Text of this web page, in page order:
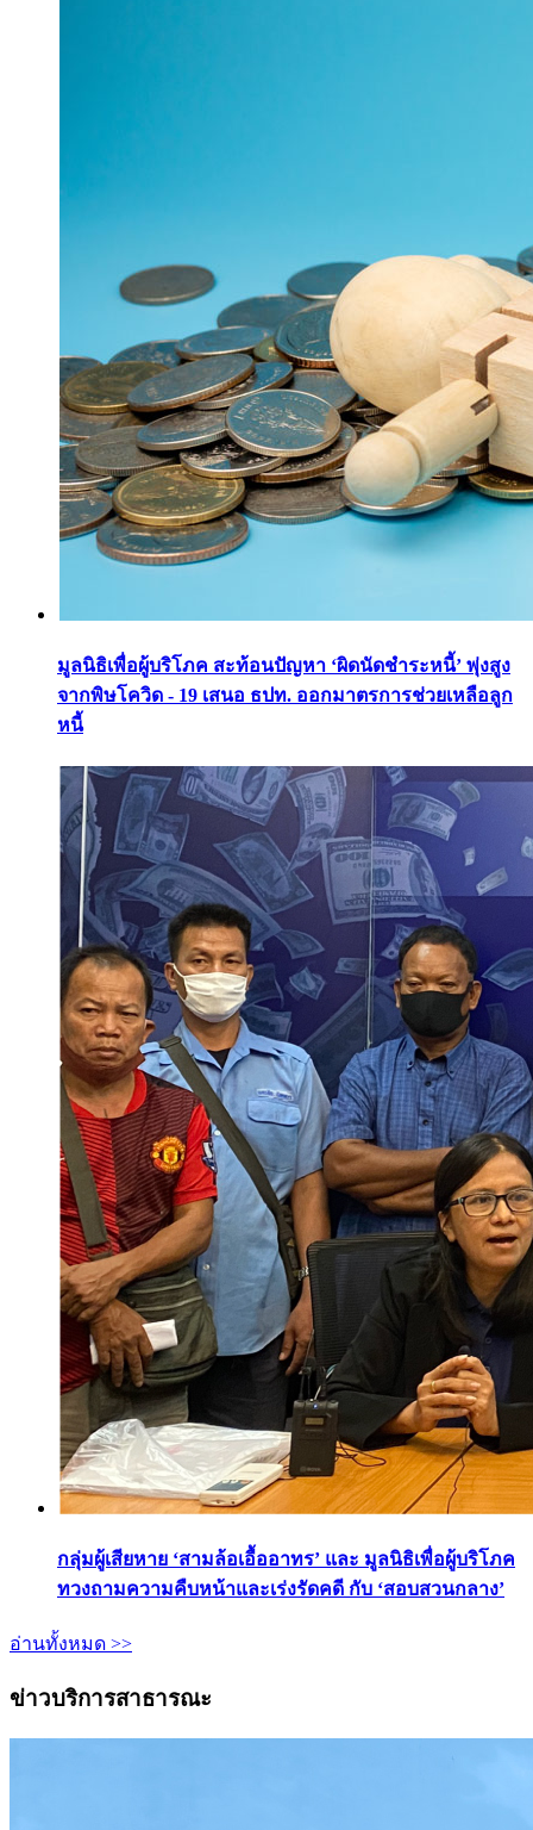
มูลนิธิเพื่อผู้บริโภค สะท้อนปัญหา ‘ผิดนัดชำระหนี้’ พุ่งสูง
จากพิษโควิด - 19 เสนอ ธปท. ออกมาตรการช่วยเหลือลูก
หนี้
กลุ่มผู้เสียหาย ‘สามล้อเอื้ออาทร’ และ มูลนิธิเพื่อผู้บริโภค
ทวงถามความคืบหน้าและเร่งรัดคดี กับ ‘สอบสวนกลาง’
อ่านทั้งหมด >>
ข่าวบริการสาธารณะ